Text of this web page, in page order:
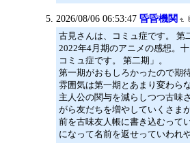
2026/08/06 06:53:47 昏昏機関
古見さんは、コミュ症です。 第
2022年4月期のアニメの感想。
コミュ症です。 第二期」。
第一期がおもしろかったので期
雰囲気は第一期とあまり変わら
主人公の関与を減らしつつ古味
がら友だちを増やしていくさま
前を古味友人帳に書き込むって
になって名前を返せっていわれ